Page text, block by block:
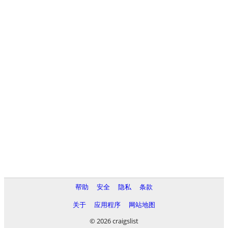
帮助 安全 隐私
条款
关于
应用程序
网站地图
© 2026 craigslist